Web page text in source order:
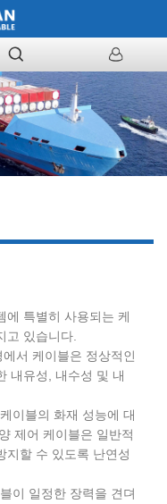
에 특별히 사용되는 케
고 있습니다.
서 케이블은 정상적인
내유성, 내수성 및 내
이블의 화재 성능에 대
제어 케이블은 일반적
지할 수 있도록 난연성
이 일정한 장력을 견뎌